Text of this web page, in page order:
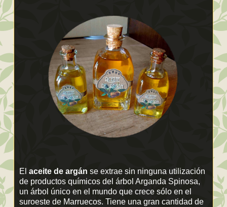
El aceite de argán se extrae sin ninguna utilización
de productos químicos del árbol Arganda Spinosa,
un árbol único en el mundo que crece sólo en el
suroeste de Marruecos. Tiene una gran cantidad de